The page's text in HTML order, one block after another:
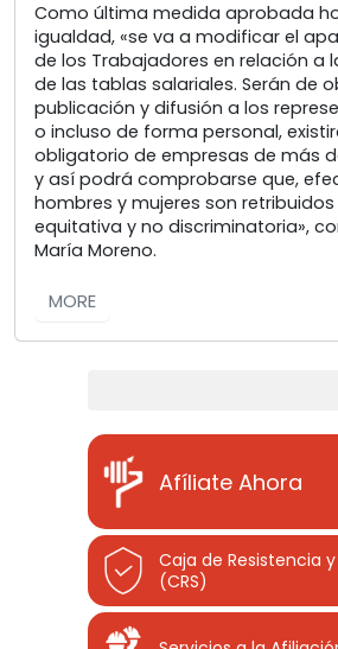
Como última medida aprobada
igualdad, «se va a modificar el
de los Trabajadores en relación a
de las tablas salariales. Serán de
publicación y difusión a los
o incluso de forma personal,
obligatorio de empresas de más
y así podrá comprobarse que,
hombres y mujeres son
equitativa y no discriminatoria»,
María Moreno.
MORE
Afíliate Ahora
Caja de Resistencia
(CRS)